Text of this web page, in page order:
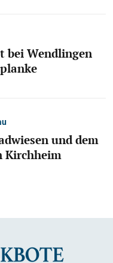
bei Wendlingen
und dem
Kirchheim